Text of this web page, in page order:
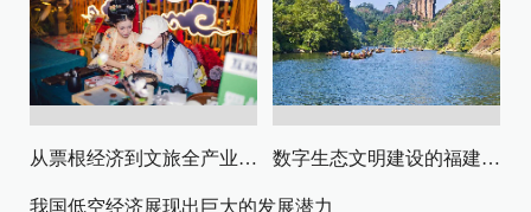
从票根经济到文旅全产业链升级 数字生态文明建设的福建路径与启示
我国低空经济展现出巨大的发展潜力